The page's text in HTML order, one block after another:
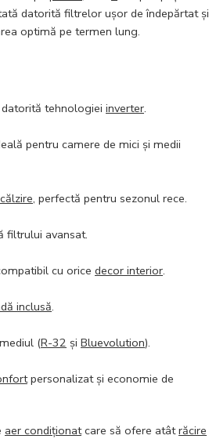
datorită filtrelor ușor de îndepărtat și
optimă pe termen lung.
tehnologiei inverter.
pentru camere de mici și medii
, perfectă pentru sezonul rece.
filtrului avansat.
cu orice decor interior.
inclusă.
(R-32 și Bluevolution).
personalizat și economie de
aer condiționatcare să ofere atâtrăcire